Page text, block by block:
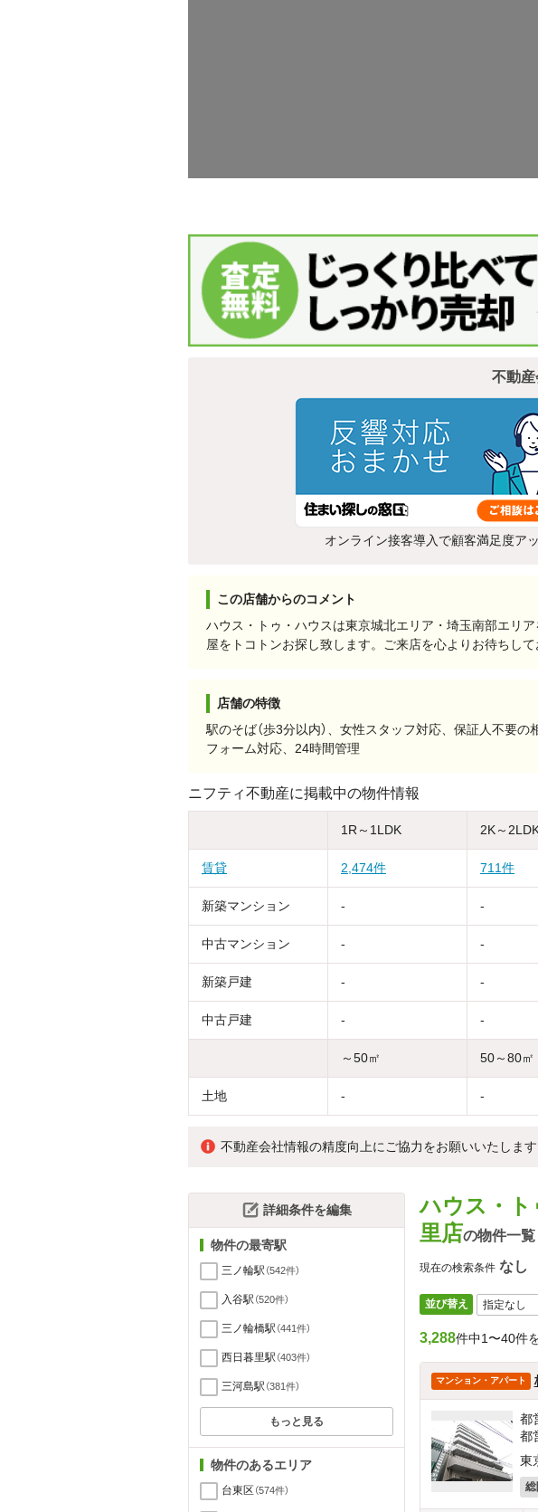
不動
オンライン接客導入で顧客満足度アッ
この店舗からのコメント
ハウス・トゥ・ハウスは東京城北エリア・埼玉南部エリ
屋をトコトンお探し致します。ご来店を心よりお待ちして
店舗の特徴
駅のそば（歩3分以内）、女性スタッフ対応、保証人不要
フォーム対応、24時間管理
ニフティ不動産に掲載中の物件情報
1R～1LDK 2K～
賃貸 2,474件 711件
新築マンション - -
中古マンション - -
新築戸建 - -
中古戸建 - -
～50㎡ 50～80㎡
土地 - -
不動産会社情報の精度向上にご協力をお願いいたしま
ハウス・
里店の物件一覧
現在の検索条件 なし
並び替え
3,288件中1〜40件
マンション・アパート
都
都
東
総
詳細条件を編集
物件の最寄駅
三ノ輪駅 （542件）
入谷駅 （520件）
三ノ輪橋駅 （441件）
西日暮里駅 （403件）
三河島駅 （381件）
もっと見る
物件のあるエリア
台東区 （574件）